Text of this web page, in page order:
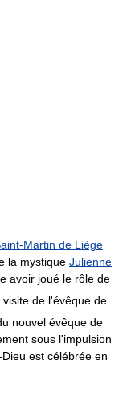
Martin de Liège
la mystique Julienne
avoir joué le rôle de
visite de l'évêque de
nouvel évêque de
sous l'impulsion
est célébrée en